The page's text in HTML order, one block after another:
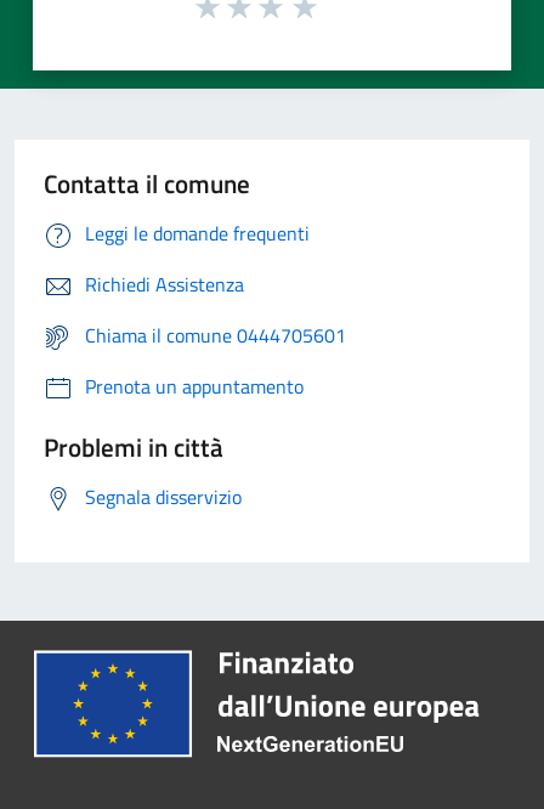
Contatta il comune
Leggi le domande frequenti
Richiedi Assistenza
Chiama il comune 0444705601
Prenota un appuntamento
Problemi in città
Segnala disservizio